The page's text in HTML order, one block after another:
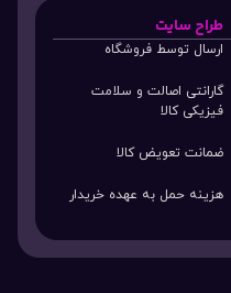
طراح سایت
ارسال توسط فروشگاه
گارانتی اصالت و سلامت
فیزیکی کالا
ضمانت تعویض کالا
هزینه حمل به عهده خریدار